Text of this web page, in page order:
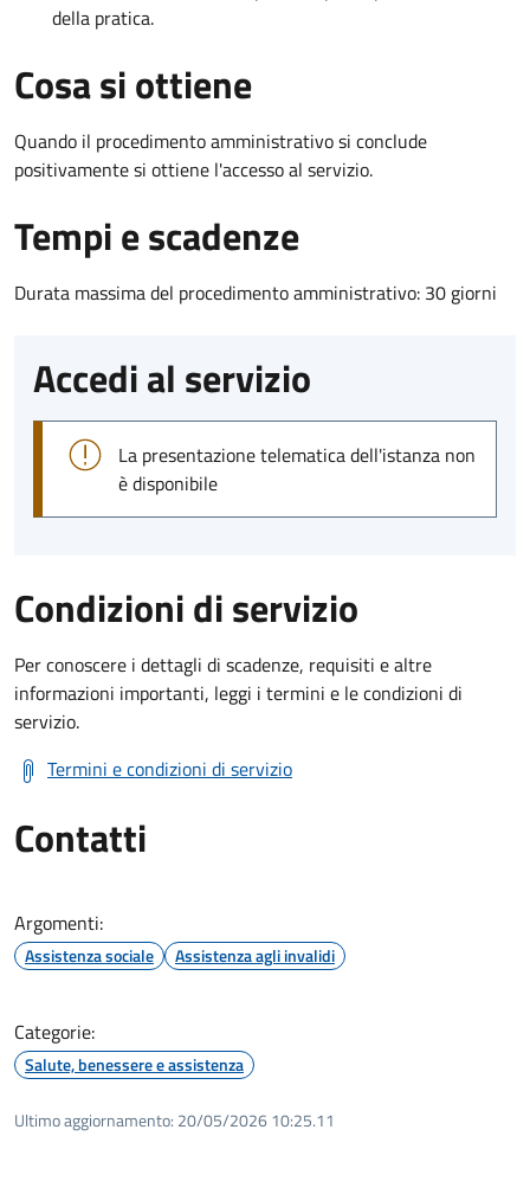
della pratica.
Cosa si ottiene
Quando il procedimento amministrativo si conclude
positivamente si ottiene l'accesso al servizio.
Tempi e scadenze
Durata massima del procedimento amministrativo: 30 giorni
Accedi al servizio
La presentazione telematica dell'istanza non
è disponibile
Condizioni di servizio
Per conoscere i dettagli di scadenze, requisiti e altre
informazioni importanti, leggi i termini e le condizioni di
servizio.
Termini e condizioni di servizio
Contatti
Argomenti:
Assistenza sociale Assistenza agli invalidi
Categorie:
Salute, benessere e assistenza
Ultimo aggiornamento: 20/05/2026 10:25.11